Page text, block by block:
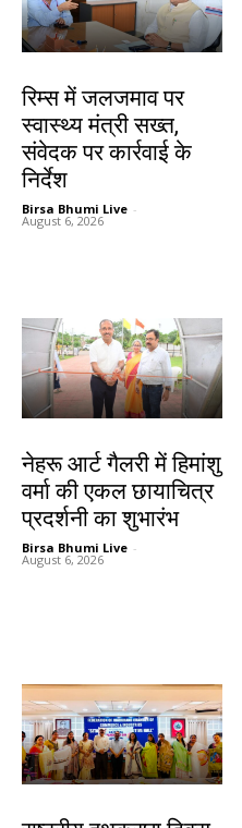
रिम्स में जलजमाव पर
स्वास्थ्य मंत्री सख्त,
संवेदक पर कार्रवाई के
निर्देश
Birsa Bhumi Live -
August 6, 2026
नेहरू आर्ट गैलरी में हिमांशु
वर्मा की एकल छायाचित्र
प्रदर्शनी का शुभारंभ
Birsa Bhumi Live -
August 6, 2026